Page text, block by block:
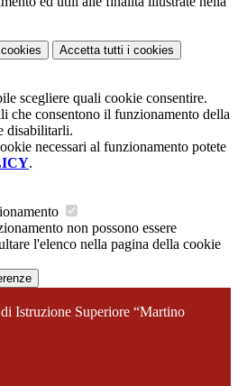
Accetta tutti i cookies
scegliere quali cookie consentire.
che consentono il funzionamento della
disabilitarli.
necessari al funzionamento potete
.
non possono essere
l'elenco nella pagina della cookie
Istruzione Superiore “Martino